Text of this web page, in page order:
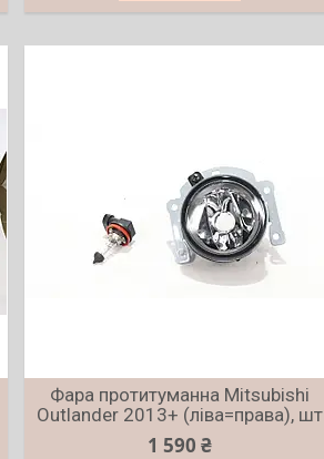
Фара протитуманна Mitsubishi
Outlander 2013+ (ліва=права), шт
1 590 ₴